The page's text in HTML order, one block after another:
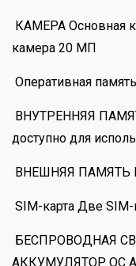
КАМЕРА Основная
камера 20 МП
Оперативная
ВНУТРЕННЯЯ
доступно для
ВНЕШНЯЯ ПАМЯТЬ
SIM-карта Две
БЕСПРОВОДНАЯ
АККУМУЛЯТОР ОС